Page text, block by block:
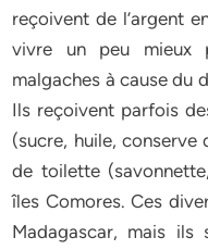
reçoivent de l’argent
vivre un peu mieux
malgaches à cause du
Ils reçoivent parfois
(sucre, huile,
de toilette
îles Comores. Ces
Madagascar, mais ils